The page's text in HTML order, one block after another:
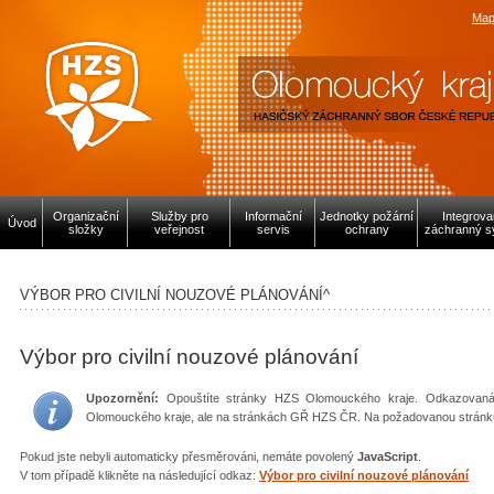
Úvod
Organizační
složky
Služby pro
veřejnost
Informační
servis
Jednotky požární
ochrany
záchranný
VÝBOR PRO CIVILNÍ NOUZOVÉ PLÁNOVÁNÍ^
Výbor pro civilní nouzové plánování
Upozornění: Opouštíte stránky HZS Olomouckého kraje.
Olomouckého kraje, ale na stránkách GŘ HZS ČR. Na požadovanou
Pokud jste nebyli automaticky přesměrováni, nemáte povolený JavaScript
V tom případě klikněte na následující odkaz: Výbor pro civilní nouzové plánování